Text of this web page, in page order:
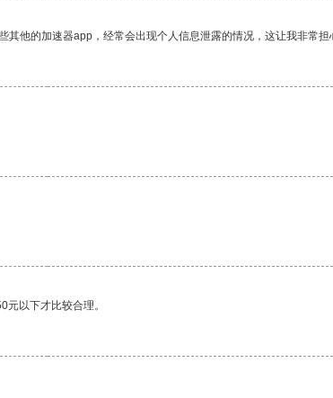
他的加速器app，经常会出现个人信息泄露的情况，这让我非常担
以下才比较合理。